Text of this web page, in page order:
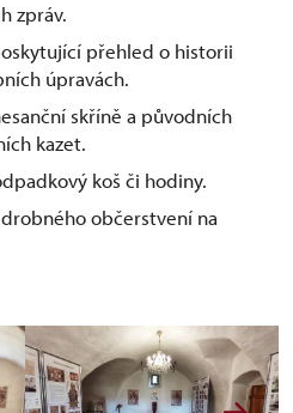
zpráv.
přehled o historii
úpravách.
skříně a původních
kazet.
koš či hodiny.
občerstvení na